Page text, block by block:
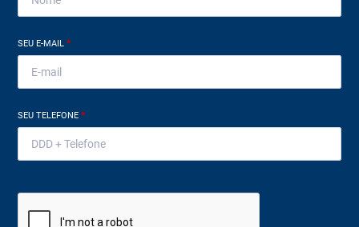
SEU E-MAIL*
SEU TELEFONE*